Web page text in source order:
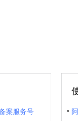
案服务号